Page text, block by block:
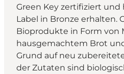
Green Key zertifiziert und
Label in Bronze erhalten.
Bioprodukte in Form von
hausgemachtem Brot
Grund auf neu
der Zutaten sind